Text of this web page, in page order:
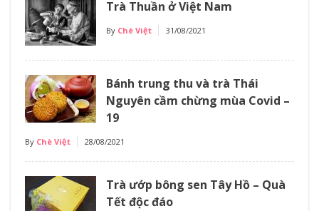
Trà Thuần ở Việt Nam
By Chè Việt 31/08/2021
Bánh trung thu và trà Thái
Nguyên cầm chừng mùa Covid –
19
By Chè Việt 28/08/2021
Trà ướp bông sen Tây Hồ – Quà
Tết độc đáo